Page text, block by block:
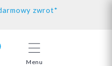
zwrot*
Menu